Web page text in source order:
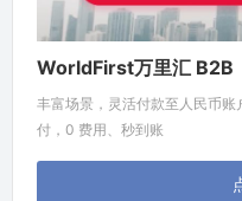
WorldFirst万里汇 B2B
丰富场景，灵活付款至人民币
付，0 费用、秒到账